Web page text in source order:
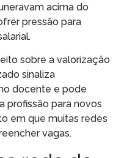
acima do
pressão para
sobre a valorização
sinaliza
docente e pode
profissão para novos
em que muitas redes
vagas.